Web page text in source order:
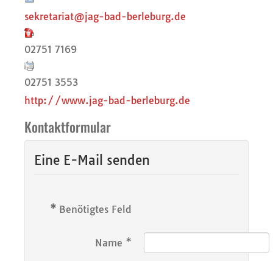
sekretariat@jag-bad-berleburg.de
02751 7169
02751 3553
http://www.jag-bad-berleburg.de
Kontaktformular
Eine E-Mail senden
*Benötigtes Feld
Name *